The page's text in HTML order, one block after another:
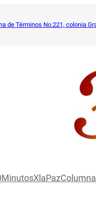
de Términos No.221, colonia